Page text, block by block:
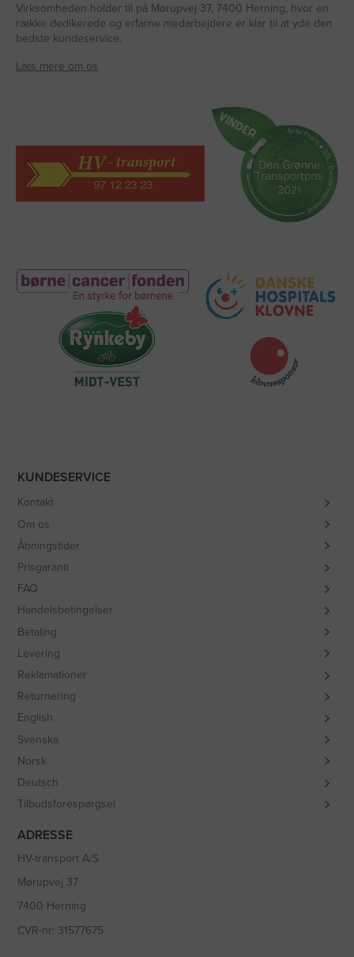
Virksomheden holder til på Mørupvej 37, 7400 Herning, hvor en
række dedikerede og erfarne medarbejdere er klar til at yde den
bedste kundeservice.
Læs mere om os
KUNDESERVICE
Kontakt
Om os
Åbningstider
Prisgaranti
FAQ
Handelsbetingelser
Betaling
Levering
Reklamationer
Returnering
English
Svenska
Norsk
Deutsch
Tilbudsforespørgsel
ADRESSE
HV-transport A/S
Mørupvej 37
7400 Herning
CVR-nr: 31577675